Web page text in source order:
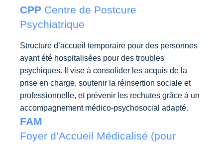
CPP Centre de Postcure
Psychiatrique
Structure d’accueil temporaire pour des personnes
ayant été hospitalisées pour des troubles
psychiques. Il vise à consolider les acquis de la
prise en charge, soutenir la réinsertion sociale et
professionnelle, et prévenir les rechutes grâce à un
accompagnement médico-psychosocial adapté.
FAM
Foyer d’Accueil Médicalisé (pour